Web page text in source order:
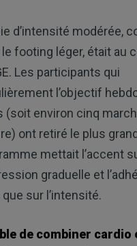
d’intensité modérée,
footing léger, était au
Les participants qui
l’objectif
(soit environ cinq
ont retiré le plus grand
mettait l’accent
graduelle et
sur l’intensité.
de combiner cardio